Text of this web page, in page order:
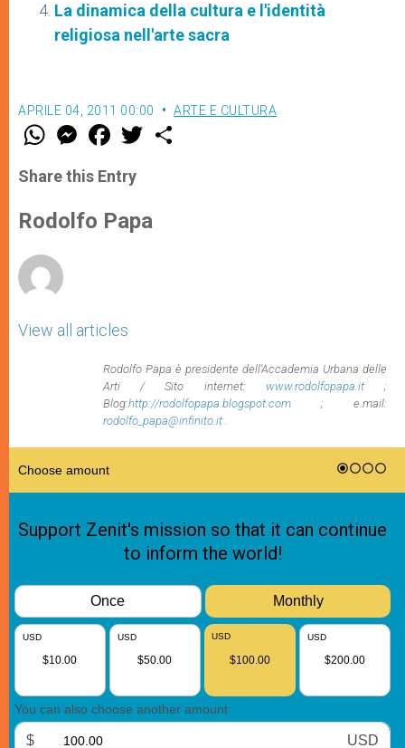
La dinamica della cultura e l'identità
religiosa nell'arte sacra
APRILE 04, 2011 00:00 ARTE E CULTURA
W
t
s
p
p
M
e
s
e
g
e
F
a
e
b
o
k
w
r
Share this Entry
Rodolfo Papa
View all articles
Rodolfo Papa è presidente dell'Accademia Urbana delle
Arti / Sito internet: www.rodolfopapa.it;
Blog:http://rodolfopapa.blogspot.com; e.mail:
rodolfo_papa@infinito.it.